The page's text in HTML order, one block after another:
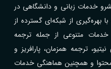
خدمات زبانی و دانشگاهی در
از شبکه‌ای گسترده از
متنوعی از جمله ترجمه
ترجمه همزمان، پارافریز و
و همچنین هماهنگی خدمات